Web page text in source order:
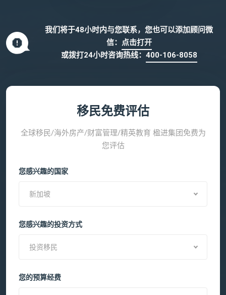
我们将于48小时内与您联系，您也可以添加顾问微
信： 点击打开
或拨打24小时咨询热线： 400-106-8058
移民免费评估
全球移民/海外房产/财富管理/精英教育 楹进集团免费为
您评估
您感兴趣的国家
新加坡
您感兴趣的投资方式
投资移民
您的预算经费